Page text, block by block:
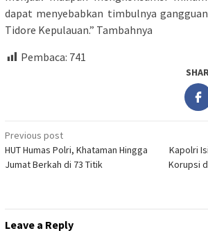
dapat menyebabkan timbulnya
Tidore Kepulauan.” Tambahnya
Pembaca: 741
Post
navigation
Previous post
HUT Humas Polri, Khataman Hingga
Jumat Berkah di 73 Titik
Kapolri
Korupsi
Leave a Reply